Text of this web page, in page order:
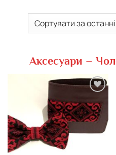
Аксесуари –
виріб у
вибране